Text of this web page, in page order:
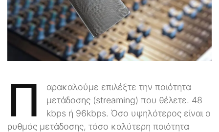
Π
αρακαλούμε επιλέξτε την ποιότητα
μετάδοσης (streaming) που θέλετε. 48
kbps ή 96kbps. Όσο υψηλότερος είναι ο
ρυθμός μετάδοσης, τόσο καλύτερη ποιότητα